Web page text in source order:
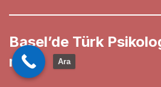
Basel’de Türk
mu?
Ara